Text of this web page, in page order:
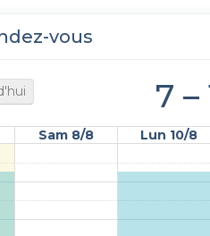
vous
7
Sam 8/8 Lun 10/8